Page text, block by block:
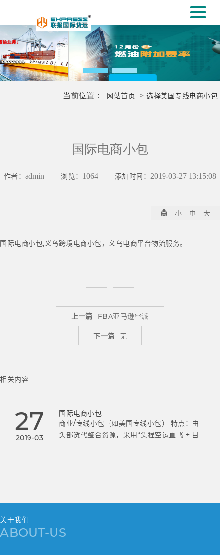
当前位置： 网站首页 > 选择美国专线电商小包
国际电商小包
作者：admin 浏览： 1064 添加时间：2019-03-27 13:15:08
小 中 大
国际电商小包,义乌跨境电商小包，义乌电商平台物流服务。
上一篇 FBA亚马逊空派
下一篇 无
相关内容
27
2019-03
国际电商小包
商业/专线小包（如美国专线小包） 特点：由
头部货代整合资源，采用“头程空运直飞 + 目
关于我们
ABOUT-US